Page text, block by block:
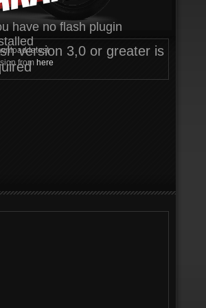
version 3,0 or greater is
have no flash plugin
latest
from here